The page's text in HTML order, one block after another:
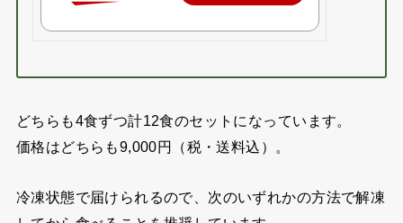
どちらも4食ずつ計12食のセットになっています。
価格はどちらも9,000円（税・送料込）。
冷凍状態で届けられるので、次のいずれかの方法で解凍